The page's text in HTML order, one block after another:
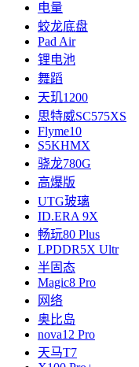
电量
蛟龙底盘
Pad Air
锂电池
舞蹈
天玑1200
思特威SC575XS
Flyme10
S5KHMX
骁龙780G
高爆版
UTG玻璃
ID.ERA 9X
畅玩80 Plus
LPDDR5X Ultr
半固态
Magic8 Pro
网络
奥比岛
nova12 Pro
天马T7